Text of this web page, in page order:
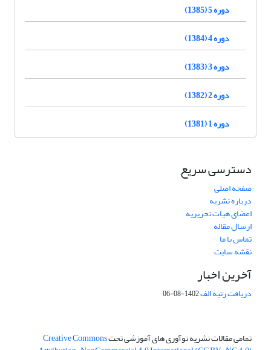
دوره 5 (1385)
دوره 4 (1384)
دوره 3 (1383)
دوره 2 (1382)
دوره 1 (1381)
دسترسی سریع
صفحه اصلی
درباره نشریه
اعضای هیات تحریریه
ارسال مقاله
تماس با ما
نقشه سایت
آخرین اخبار
دریافت رتبه الف1402-08-06
تمامی مقالات نشریه نوآوری های آموزشی تحتCreative Commons